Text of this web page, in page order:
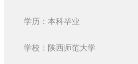
学历：本科毕业
学校：陕西师范大学